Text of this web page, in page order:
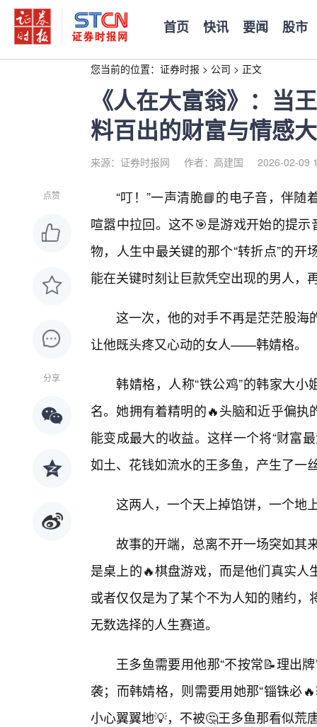
首页 快讯 要闻 股市
您当前的位置： 证券时报 > 公司 > 正文
《人在大富翁》：当
料百出的财富与情感
来源：证券时报网 作者：高建国 2026-02-09
点赞
分享
“叮！”一声清脆📘的电子音，伴
喧嚣中拉回。这不🎯是游戏开始的提
物，人生中最关键的那个“转折点”的
能在关键时刻让巨款凭空出现的男人，
这一次，他的对手不再是茫茫股海
让他既头疼又心动的女人——韩婧格。
韩婧格，人称“铁公鸡”的韩家大
名。她拥有着精明的🔥头脑和近乎偏
能变成最大的收益。这样一个将“财富
如土、花钱如流水的王多鱼，产生了一
这两人，一个天上掉馅饼，一个地
故事的开端，总离不开一场突如其
是桌上的🔥棋盘游戏，而是他们真实
或者仅仅是为了某个不为人知的赌约
无数选择的人生赛道。
王多鱼需要用他那“不按常📝理出
袭；而韩婧格，则需要用她那“锱铢必
小心翼翼地💡，不被🤔王多鱼那看似荒